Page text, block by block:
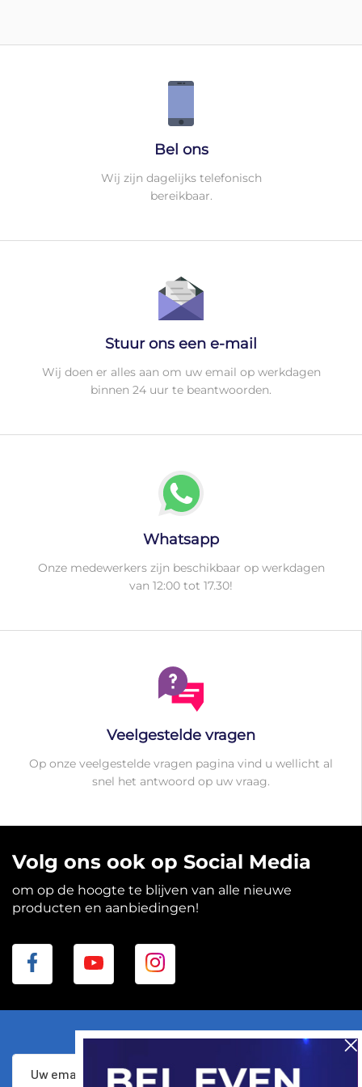
Bel ons
Wij zijn dagelijks telefonisch
bereikbaar.
Stuur ons een e-mail
Wij doen er alles aan om uw email op werkdagen
binnen 24 uur te beantwoorden.
Whatsapp
Onze medewerkers zijn beschikbaar op werkdagen
van 12:00 tot 17.30!
Veelgestelde vragen
Op onze veelgestelde vragen pagina vind u wellicht al
snel het antwoord op uw vraag.
Volg ons ook op Social Media
om op de hoogte te blijven van alle nieuwe
producten en aanbiedingen!
Abonneer
Inschrijven